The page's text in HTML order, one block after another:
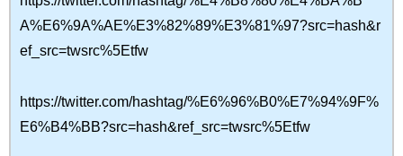
A%E6%9A%AE%E3%82%89%E3%81%97?src=hash&r
ef_src=twsrc%5Etfw
https://twitter.com/hashtag/%E6%96%B0%E7%94%9F%
E6%B4%BB?src=hash&ref_src=twsrc%5Etfw